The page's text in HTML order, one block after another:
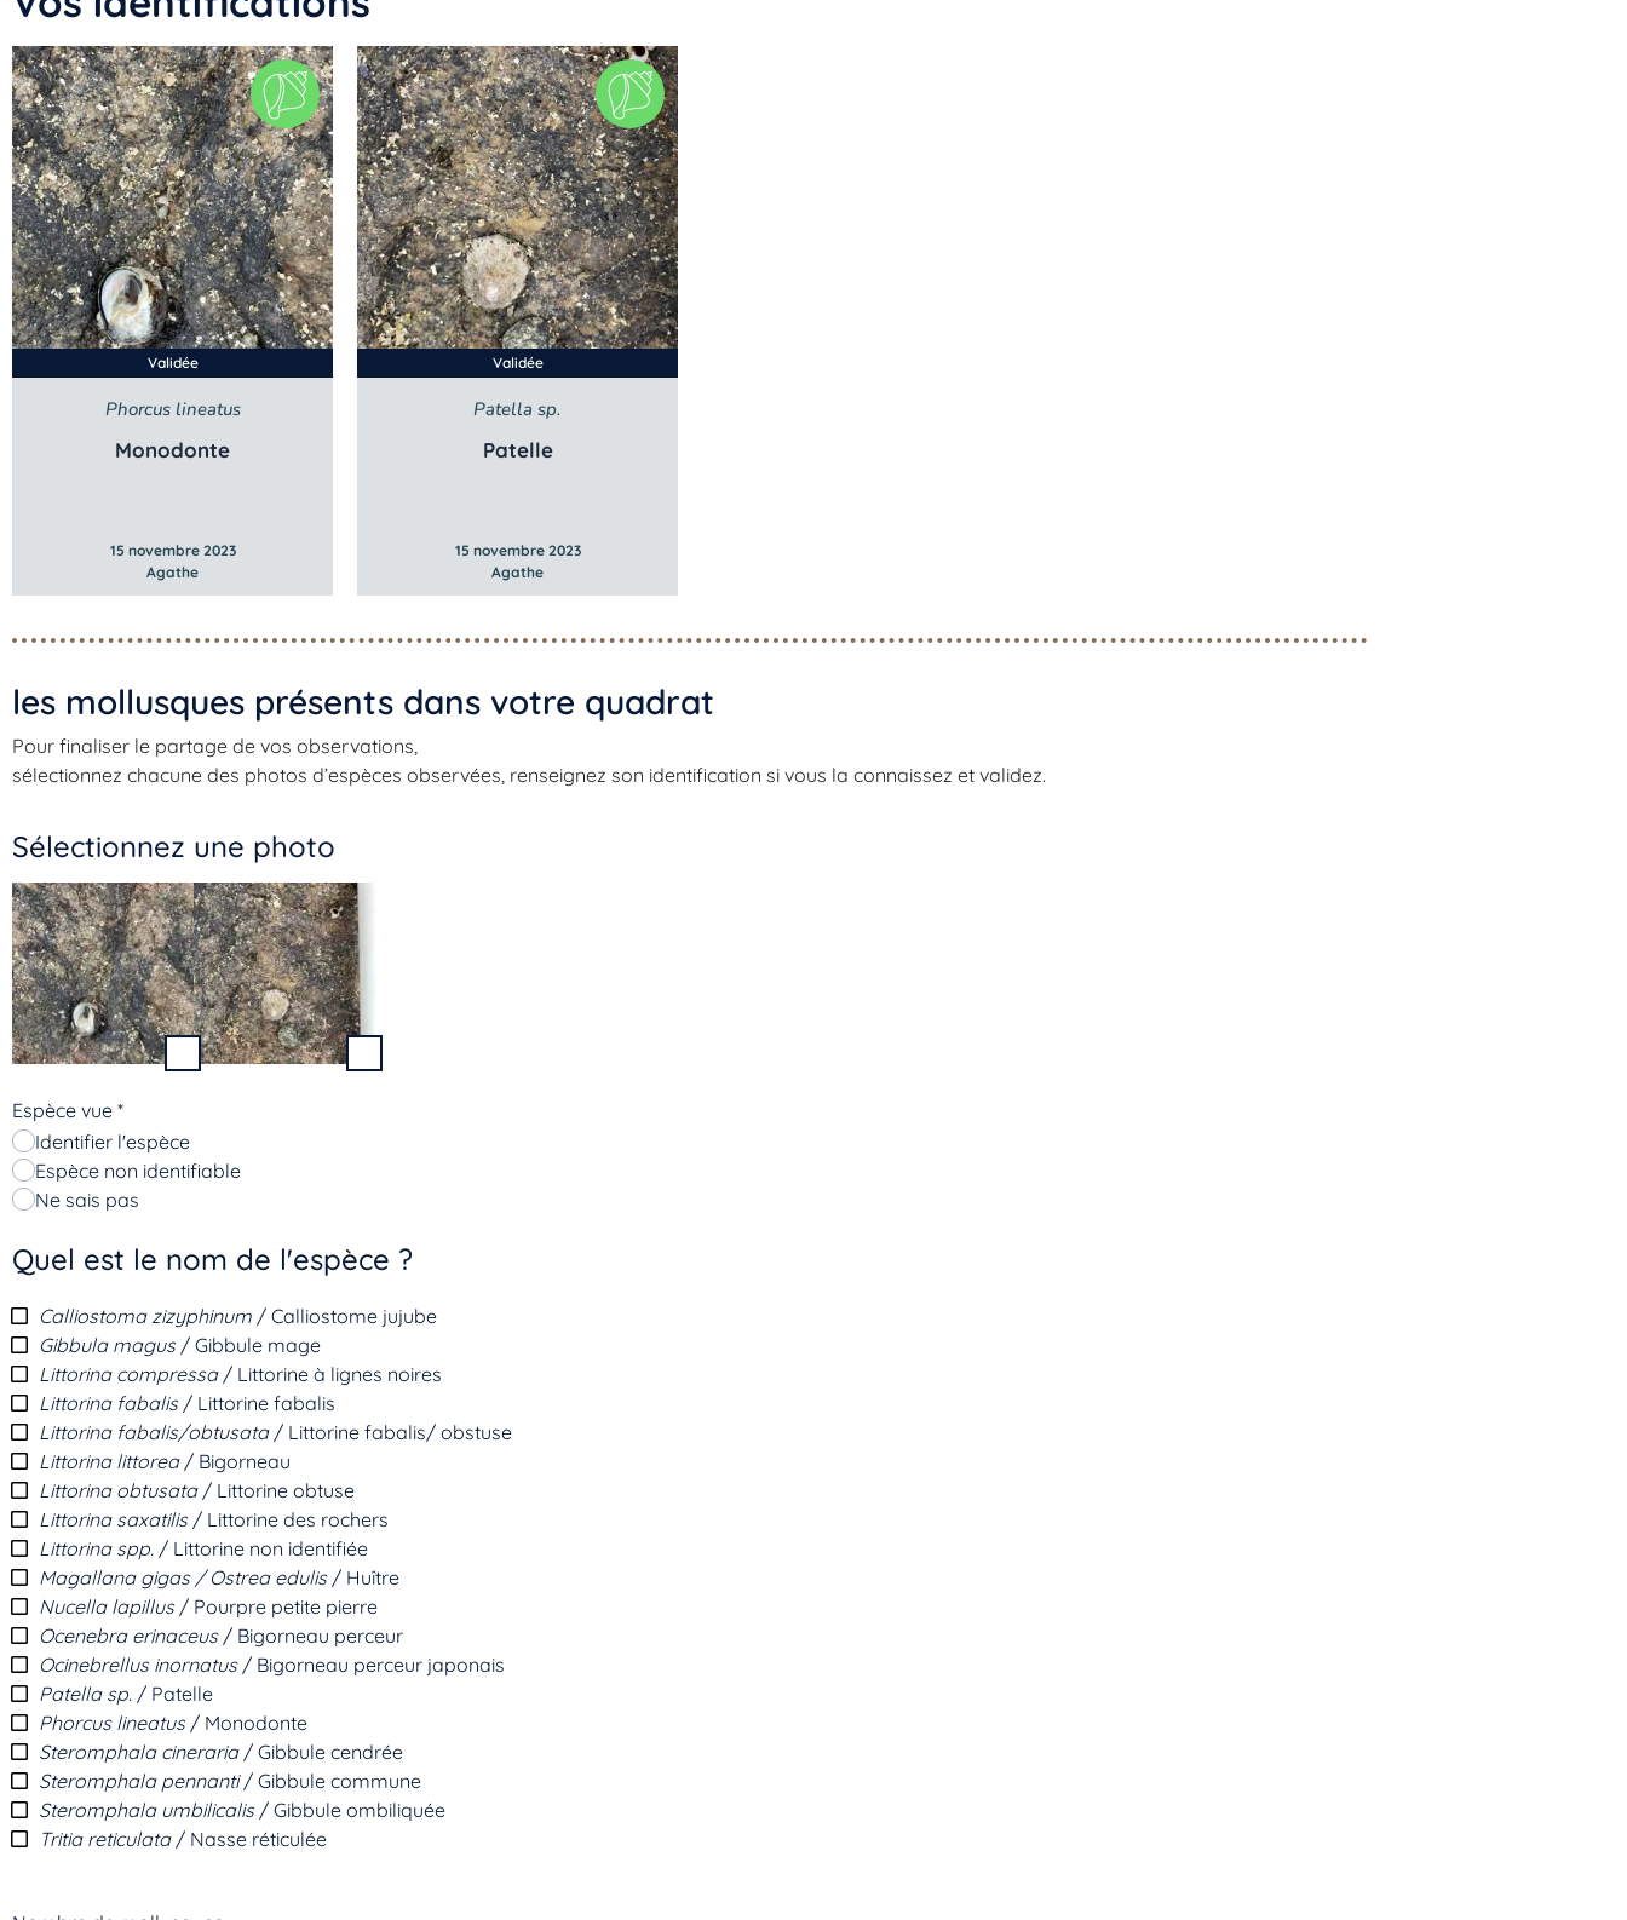
Validée
Phorcus lineatus
Monodonte
15 novembre 2023
Agathe
Validée
Patella sp.
Patelle
15 novembre 2023
Agathe
les mollusques présents dans votre quadrat​
Pour finaliser le partage de vos observations,
sélectionnez chacune des photos d’espèces observées, renseignez son identification si vous la connaissez et validez.
Sélectionnez une photo
Espèce vue *
Identifier l'espèce
Espèce non identifiable
Ne sais pas
Quel est le nom de l'espèce ?
Calliostoma zizyphinum / Calliostome jujube
Gibbula magus/ Gibbule mage
Littorina compressa/ Littorine à lignes noires
Littorina fabalis/ Littorine fabalis
Littorina fabalis/obtusata/ Littorine fabalis/ obstuse
Littorina littorea/ Bigorneau
Littorina obtusata/ Littorine obtuse
Littorina saxatilis/ Littorine des rochers
Littorina spp. / Littorine non identifiée
Magallana gigas / Ostrea edulis/ Huître
Nucella lapillus/ Pourpre petite pierre
Ocenebra erinaceus/ Bigorneau perceur
Ocinebrellus inornatus/ Bigorneau perceur japonais
Patella sp. / Patelle
Phorcus lineatus/ Monodonte
Steromphala cineraria/ Gibbule cendrée
Steromphala pennanti/ Gibbule commune
Steromphala umbilicalis/ Gibbule ombiliquée
Tritia reticulata/ Nasse réticulée